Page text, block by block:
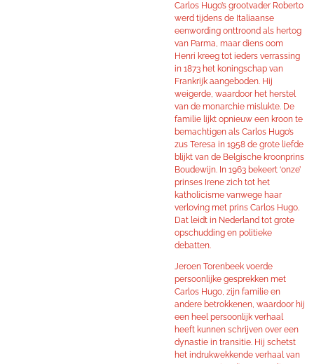
Carlos Hugo’s grootvader Roberto
werd tijdens de Italiaanse
eenwording onttroond als hertog
van Parma, maar diens oom
Henri kreeg tot ieders verrassing
in 1873 het koningschap van
Frankrijk aangeboden. Hij
weigerde, waardoor het herstel
van de monarchie mislukte. De
familie lijkt opnieuw een kroon te
bemachtigen als Carlos Hugo’s
zus Teresa in 1958 de grote liefde
blijkt van de Belgische kroonprins
Boudewijn. In 1963 bekeert ‘onze’
prinses Irene zich tot het
katholicisme vanwege haar
verloving met prins Carlos Hugo.
Dat leidt in Nederland tot grote
opschudding en politieke
debatten.
Jeroen Torenbeek voerde
persoonlijke gesprekken met
Carlos Hugo, zijn familie en
andere betrokkenen, waardoor hij
een heel persoonlijk verhaal
heeft kunnen schrijven over een
dynastie in transitie. Hij schetst
het indrukwekkende verhaal van